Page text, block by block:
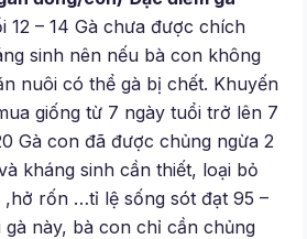
12 – 14 Gà chưa được chích
sinh nên nếu bà con không
nuôi có thể gà bị chết. Khuyến
giống từ 7 ngày tuổi trở lên 7
Gà con đã được chủng ngừa 2
kháng sinh cần thiết, loại bỏ
rốn …tỉ lệ sống sót đạt 95 –
này, bà con chỉ cần chủng